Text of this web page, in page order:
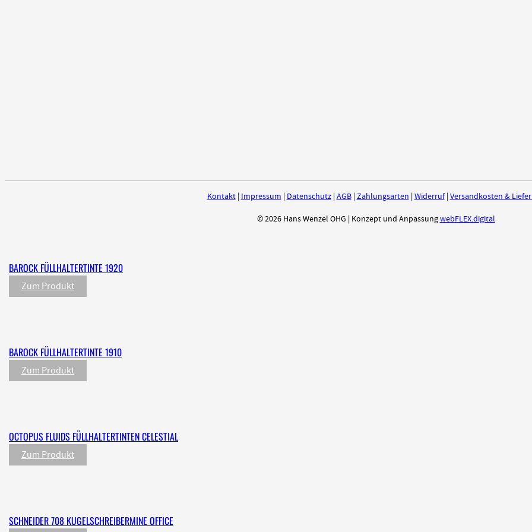
BAROCK FÜLLHALTERTINTE 1920
Zum Produkt
BAROCK FÜLLHALTERTINTE 1910
Zum Produkt
OCTOPUS FLUIDS FÜLLHALTERTINTEN CELESTIAL
Zum Produkt
SCHNEIDER 708 KUGELSCHREIBERMINE OFFICE
Kontakt| Impressum | Datenschutz| AGB| Zahlungsarten | Widerruf| Versandkosten &
© 2026 Hans Wenzel OHG | Konzept und AnpassungwebFLEX.digital